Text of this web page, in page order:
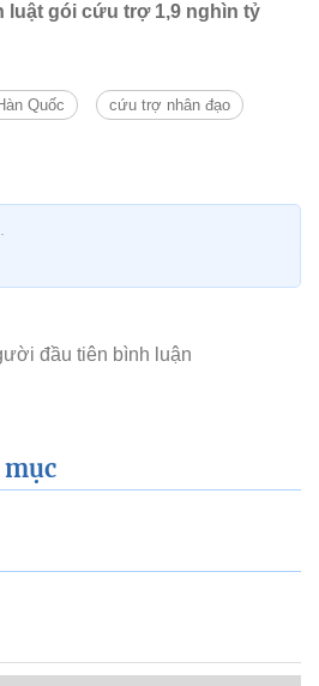
luật gói cứu trợ 1,9 nghìn tỷ
Quốc cứu trợ nhân đạo